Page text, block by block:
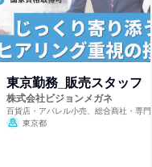
東京勤務_販売スタッフ
株式会社ビジョンメガネ
百貨店・アパレル小売、総合商社・専
社・卸売、小売・卸売・商社
東京都